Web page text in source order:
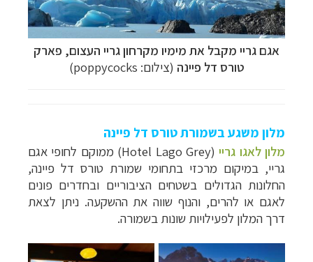
אגם גריי מקבל את מימיו מקרחון גריי העצום, פארק
טורס דל פיינה (צילום: poppycocks)
מלון משגע בשמורת טורס דל פיינה
מלון לאגו גריי(
Hotel Lago Grey) ממוקם לחופי אגם
גריי, במיקום מרכזי בתחומי שמורת טורס דל פיינה,
החלונות הגדולים בשטחים הציבוריים ובחדרים פונים
לאגם או להרים, והנוף שווה את ההשקעה. ניתן לצאת
דרך המלון לפעילויות שונות בשמורה.